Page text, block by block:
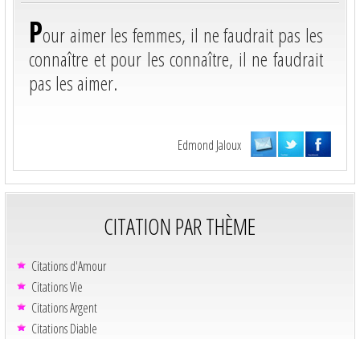
Pour aimer les femmes, il ne faudrait pas les
connaître et pour les connaître, il ne faudrait
pas les aimer.
Edmond Jaloux
CITATION PAR THÈME
Citations d'Amour
Citations Vie
Citations Argent
Citations Diable